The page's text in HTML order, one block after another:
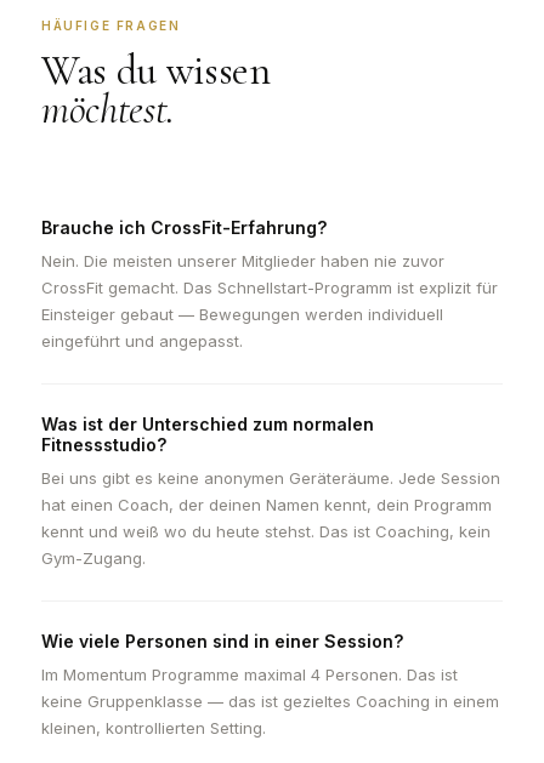
HÄUFIGE FRAGEN
Was du wissen
möchtest.
Brauche ich CrossFit-Erfahrung?
Nein. Die meisten unserer Mitglieder haben nie zuvor
CrossFit gemacht. Das Schnellstart-Programm ist explizit für
Einsteiger gebaut — Bewegungen werden individuell
eingeführt und angepasst.
Was ist der Unterschied zum normalen
Fitnessstudio?
Bei uns gibt es keine anonymen Geräteräume. Jede Session
hat einen Coach, der deinen Namen kennt, dein Programm
kennt und weiß wo du heute stehst. Das ist Coaching, kein
Gym-Zugang.
Wie viele Personen sind in einer Session?
Im Momentum Programme maximal 4 Personen. Das ist
keine Gruppenklasse — das ist gezieltes Coaching in einem
kleinen, kontrollierten Setting.